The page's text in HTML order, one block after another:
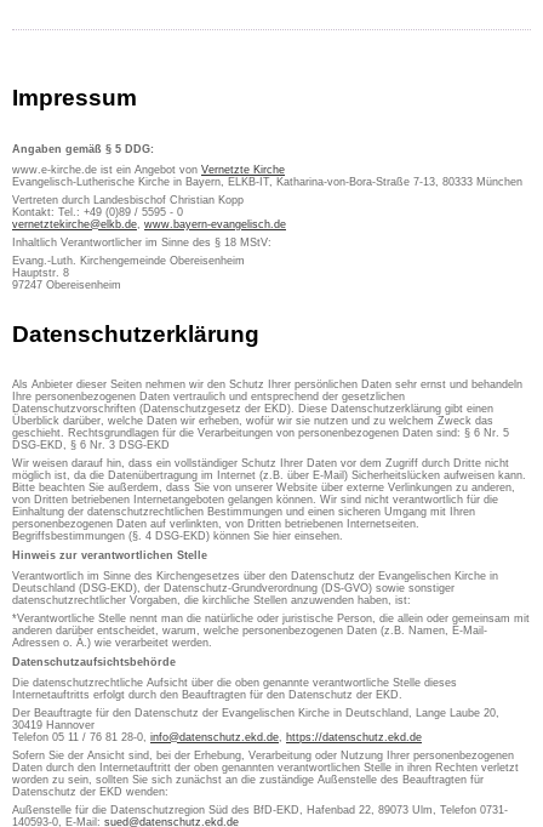
Impressum
Angaben gemäß § 5 DDG:
www.e-kirche.de ist ein Angebot von Vernetzte Kirche
Evangelisch-Lutherische Kirche in Bayern, ELKB-IT, Katharina-von-Bora-Straße 7-13, 80333 München
Vertreten durch Landesbischof Christian Kopp
Kontakt: Tel.: +49 (0)89 / 5595 - 0
vernetztekirche@elkb.de, www.bayern-evangelisch.de
Inhaltlich Verantwortlicher im Sinne des § 18 MStV:
Evang.-Luth. Kirchengemeinde Obereisenheim
Hauptstr. 8
97247 Obereisenheim
Datenschutzerklärung
Als Anbieter dieser Seiten nehmen wir den Schutz Ihrer persönlichen Daten sehr ernst und behandeln
Ihre personenbezogenen Daten vertraulich und entsprechend der gesetzlichen
Datenschutzvorschriften (Datenschutzgesetz der EKD). Diese Datenschutzerklärung gibt einen
Überblick darüber, welche Daten wir erheben, wofür wir sie nutzen und zu welchem Zweck das
geschieht. Rechtsgrundlagen für die Verarbeitungen von personenbezogenen Daten sind: § 6 Nr. 5
DSG-EKD, § 6 Nr. 3 DSG-EKD
Wir weisen darauf hin, dass ein vollständiger Schutz Ihrer Daten vor dem Zugriff durch Dritte nicht
möglich ist, da die Datenübertragung im Internet (z.B. über E-Mail) Sicherheitslücken aufweisen kann.
Bitte beachten Sie außerdem, dass Sie von unserer Website über externe Verlinkungen zu anderen,
von Dritten betriebenen Internetangeboten gelangen können. Wir sind nicht verantwortlich für die
Einhaltung der datenschutzrechtlichen Bestimmungen und einen sicheren Umgang mit Ihren
personenbezogenen Daten auf verlinkten, von Dritten betriebenen Internetseiten.
Begriffsbestimmungen (§. 4 DSG-EKD) können Sie hier einsehen.
Hinweis zur verantwortlichen Stelle
Verantwortlich im Sinne des Kirchengesetzes über den Datenschutz der Evangelischen Kirche in
Deutschland (DSG-EKD), der Datenschutz-Grundverordnung (DS-GVO) sowie sonstiger
datenschutzrechtlicher Vorgaben, die kirchliche Stellen anzuwenden haben, ist:
*Verantwortliche Stelle nennt man die natürliche oder juristische Person, die allein oder gemeinsam mit
anderen darüber entscheidet, warum, welche personenbezogenen Daten (z.B. Namen, E-Mail-
Adressen o. Ä.) wie verarbeitet werden.
Datenschutzaufsichtsbehörde
Die datenschutzrechtliche Aufsicht über die oben genannte verantwortliche Stelle dieses
Internetauftritts erfolgt durch den Beauftragten für den Datenschutz der EKD.
Der Beauftragte für den Datenschutz der Evangelischen Kirche in Deutschland, Lange Laube 20,
30419 Hannover
Telefon 05 11 / 76 81 28-0, info@datenschutz.ekd.de, https://datenschutz.ekd.de
Sofern Sie der Ansicht sind, bei der Erhebung, Verarbeitung oder Nutzung Ihrer personenbezogenen
Daten durch den Internetauftritt der oben genannten verantwortlichen Stelle in ihren Rechten verletzt
worden zu sein, sollten Sie sich zunächst an die zuständige Außenstelle des Beauftragten für
Datenschutz der EKD wenden:
Außenstelle für die Datenschutzregion Süd des BfD-EKD, Hafenbad 22, 89073 Ulm, Telefon 0731-
140593-0, E-Mail: sued@datenschutz.ekd.de